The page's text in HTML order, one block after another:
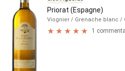
Priorat (Espagne)
Viognier / Grenache blanc /
1